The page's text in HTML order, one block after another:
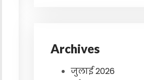
Archives
जुलाई 2026